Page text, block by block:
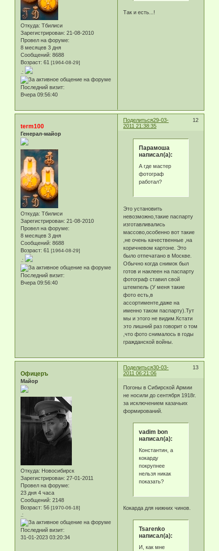
Откуда: Тбилиси
Зарегистрирован: 21-08-2010
Провел на форуме:
8 месяцев 3 дня
Сообщений: 8688
Возраст: 61 [1964-08-29]
.:
Последний визит:
Вчера 09:56:40
Так и есть...!
Поделиться 12
29-03-
2011 21:38:35
term100
Генерал-майор
Откуда: Тбилиси
Зарегистрирован: 21-08-2010
Провел на форуме:
8 месяцев 3 дня
Сообщений: 8688
Возраст: 61 [1964-08-29]
.:
Последний визит:
Вчера 09:56:40
Парамоша
написал(а):
А где мастер
фотограф
работал?
Это установить
невозможно,такие паспарту
изготавливались
массово,особенно вот такие
,не очень качественные ,на
коричневом картоне. Это
было отпечатано в Москве.
Обычно когда снимок был
готов и наклеен на паспарту
фотограф ставил свой
штемпель (У меня такие
фото есть,в
ассортименте,даже на
именно таком паспарту).Тут
мы и этого не видим.Кстати
это лишний раз говорит о том
,что фото снималось в годы
гражданской войны.
Поделиться 13
30-03-
2011 06:21:06
Офицеръ
Майор
Откуда: Новосибирск
Зарегистрирован: 27-01-2011
Провел на форуме:
23 дня 4 часа
Сообщений: 2148
Возраст: 56 [1970-06-18]
.:
Последний визит:
31-01-2023 03:20:34
Погоны в Сибирской Армии
не носили до сентября 1918г.
за исключением казачьих
формирований.
vadim bon
написал(а):
Константин, а
кокарду
покрупнее
нельзя никак
показать?
Кокарда для нижних чинов.
Tsarenko
написал(а):
И, как мне